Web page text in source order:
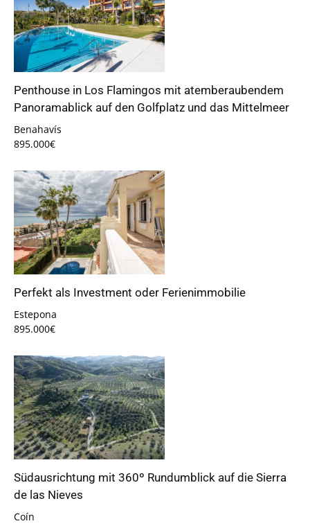
Penthouse in Los Flamingos mit atemberaubendem
Panoramablick auf den Golfplatz und das Mittelmeer
Benahavís
895.000€
Perfekt als Investment oder Ferienimmobilie
Estepona
895.000€
Südausrichtung mit 360º Rundumblick auf die Sierra
de las Nieves
Coín